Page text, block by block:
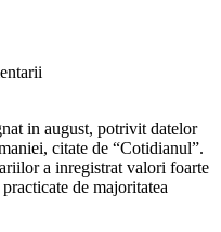
in august, potrivit datelor
citate de “Cotidianul”.
a inregistrat valori foarte
de majoritatea